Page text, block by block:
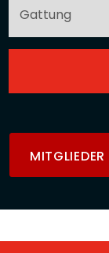
MITGLIEDER